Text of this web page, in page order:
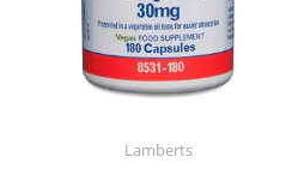
Lamberts